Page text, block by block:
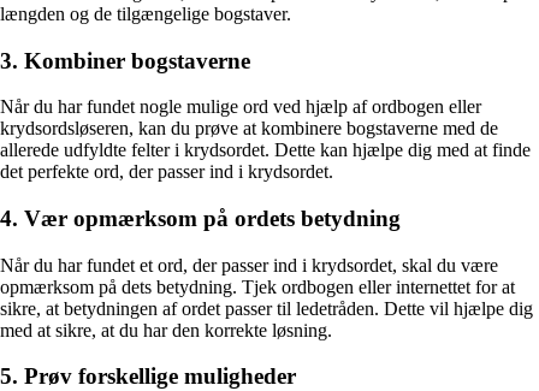
længden og de tilgængelige bogstaver.
3. Kombiner bogstaverne
Når du har fundet nogle mulige ord ved hjælp af ordbogen eller
krydsordsløseren, kan du prøve at kombinere bogstaverne med de
allerede udfyldte felter i krydsordet. Dette kan hjælpe dig med at finde
det perfekte ord, der passer ind i krydsordet.
4. Vær opmærksom på ordets betydning
Når du har fundet et ord, der passer ind i krydsordet, skal du være
opmærksom på dets betydning. Tjek ordbogen eller internettet for at
sikre, at betydningen af ordet passer til ledetråden. Dette vil hjælpe dig
med at sikre, at du har den korrekte løsning.
5. Prøv forskellige muligheder